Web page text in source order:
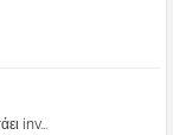
inv...